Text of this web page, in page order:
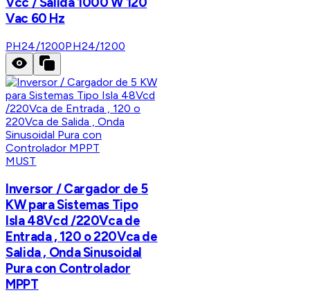
Vac 60 Hz
PH24/1200PH24/1200
MUST
Inversor / Cargador de 5
KW para Sistemas Tipo
Isla 48Vcd /220Vca de
Entrada , 120 o 220Vca de
Salida , Onda Sinusoidal
Pura con Controlador
MPPT